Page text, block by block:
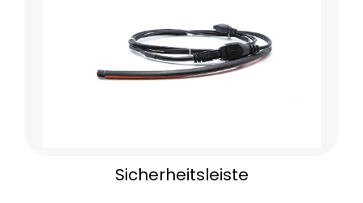
Sicherheitsleiste